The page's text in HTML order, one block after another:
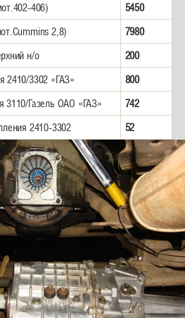
406)
5450
2,8)
7980
н/о
200
2410/3302 «ГАЗ»
800
3110/Газель ОАО «ГАЗ»
742
2410-3302
52